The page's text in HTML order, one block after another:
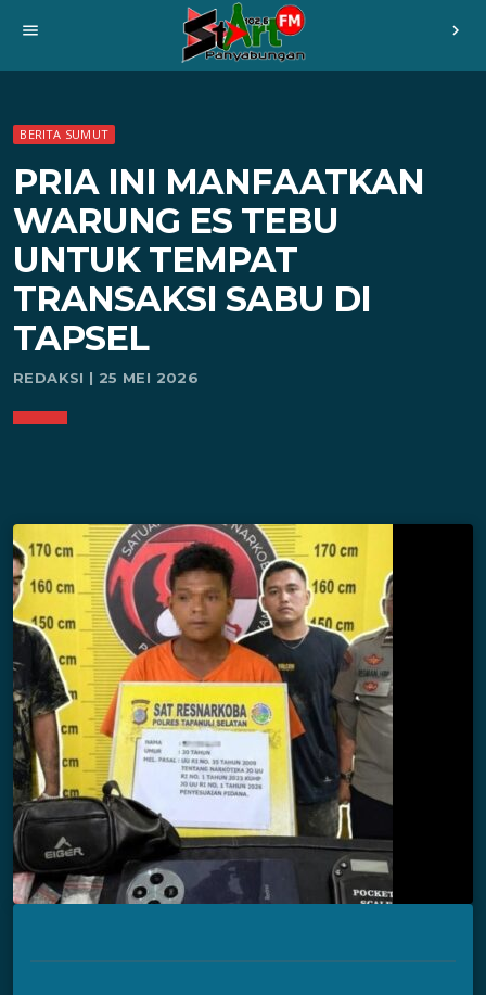
menu chevron_right
BERITA SUMUT
PRIA INI MANFAATKAN
WARUNG ES TEBU
UNTUK TEMPAT
TRANSAKSI SABU DI
TAPSEL
REDAKSI | 25 MEI 2026